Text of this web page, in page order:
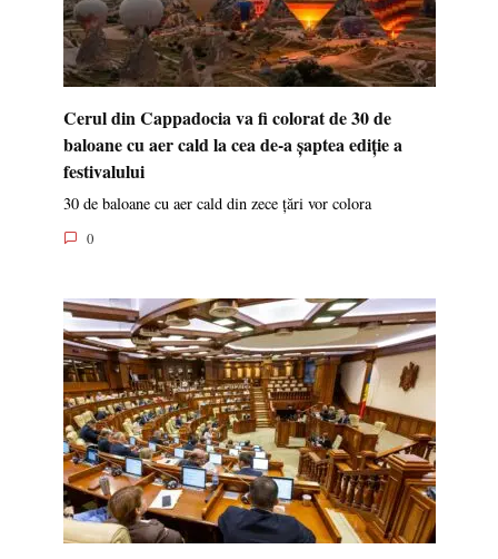
Cerul din Cappadocia va fi colorat de 30 de
baloane cu aer cald la cea de-a șaptea ediție a
festivalului
30 de baloane cu aer cald din zece țări vor colora
0